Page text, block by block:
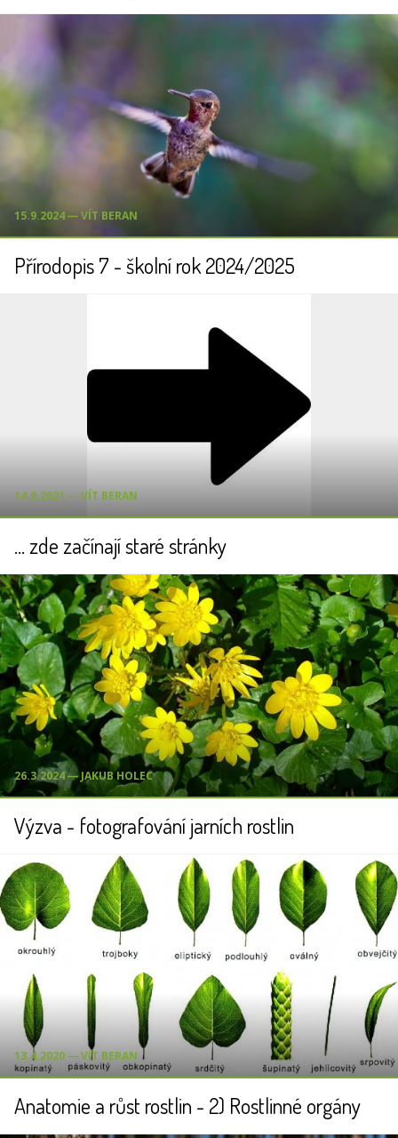
15.9.2024 ― VÍT BERAN
Přírodopis 7 - školní rok 2024/2025
14.9.2021 ― VÍT BERAN
... zde začínají staré stránky
26.3.2024 ― JAKUB HOLEC
Výzva - fotografování jarních rostlin
13.4.2020 ― VÍT BERAN
Anatomie a růst rostlin - 2) Rostlinné orgány